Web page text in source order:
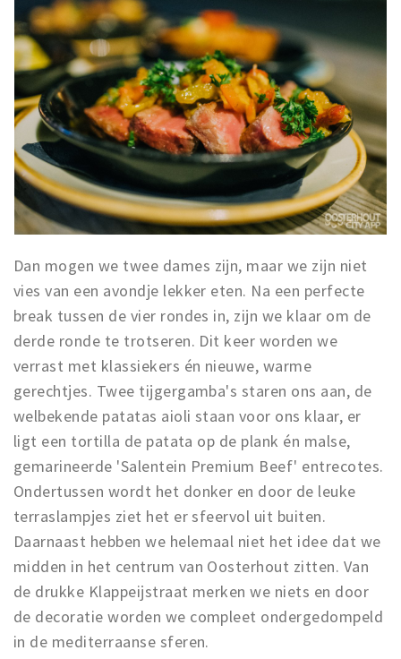
Dan mogen we twee dames zijn, maar we zijn niet
vies van een avondje lekker eten. Na een perfecte
break tussen de vier rondes in, zijn we klaar om de
derde ronde te trotseren. Dit keer worden we
verrast met klassiekers én nieuwe, warme
gerechtjes. Twee tijgergamba's staren ons aan, de
welbekende patatas aioli staan voor ons klaar, er
ligt een tortilla de patata op de plank én malse,
gemarineerde 'Salentein Premium Beef' entrecotes.
Ondertussen wordt het donker en door de leuke
terraslampjes ziet het er sfeervol uit buiten.
Daarnaast hebben we helemaal niet het idee dat we
midden in het centrum van Oosterhout zitten. Van
de drukke Klappeijstraat merken we niets en door
de decoratie worden we compleet ondergedompeld
in de mediterraanse sferen.